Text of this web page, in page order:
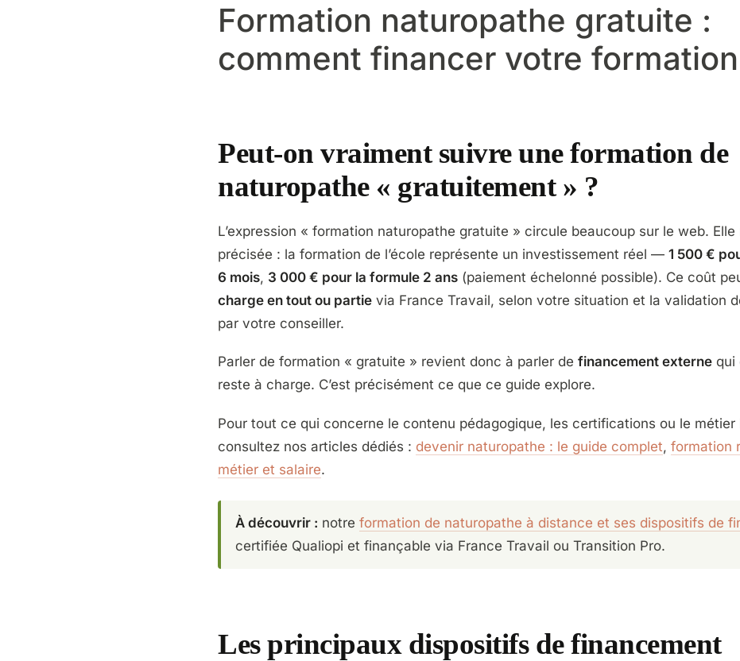
Formation naturopathe gratuite :
comment financer votre
Peut-on vraiment suivre une formation de
naturopathe « gratuitement » ?
L’expression « formation naturopathe gratuite » circule beaucoup sur le web. Elle
précisée : la formation de l’école représente un investissement réel — 1 500 €
6 mois, 3 000 € pour la formule 2 ans (paiement échelonné possible). Ce coût
charge en tout ou partie via France Travail, selon votre situation et la validation
par votre conseiller.
Parler de formation « gratuite » revient donc à parler de financement externe qui
reste à charge. C’est précisément ce que ce guide explore.
Pour tout ce qui concerne le contenu pédagogique, les certifications ou le métier
consultez nos articles dédiés : devenir naturopathe : le guide complet, formation
métier et salaire.
À découvrir : notre formation de naturopathe à distance et ses dispositifs de
certifiée Qualiopi et finançable via France Travail ou Transition Pro.
Les principaux dispositifs de financement